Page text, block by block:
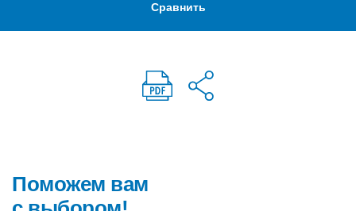
Сравнить
Поможем вам